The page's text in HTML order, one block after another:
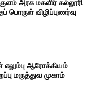
அரசு மகளிர் கல்லூரி
பொருள் விழிப்புணர்வு
ஆரோக்கியம்
மருத்துவ முகாம்